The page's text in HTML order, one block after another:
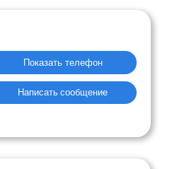
Показать телефон
Написать сообщение